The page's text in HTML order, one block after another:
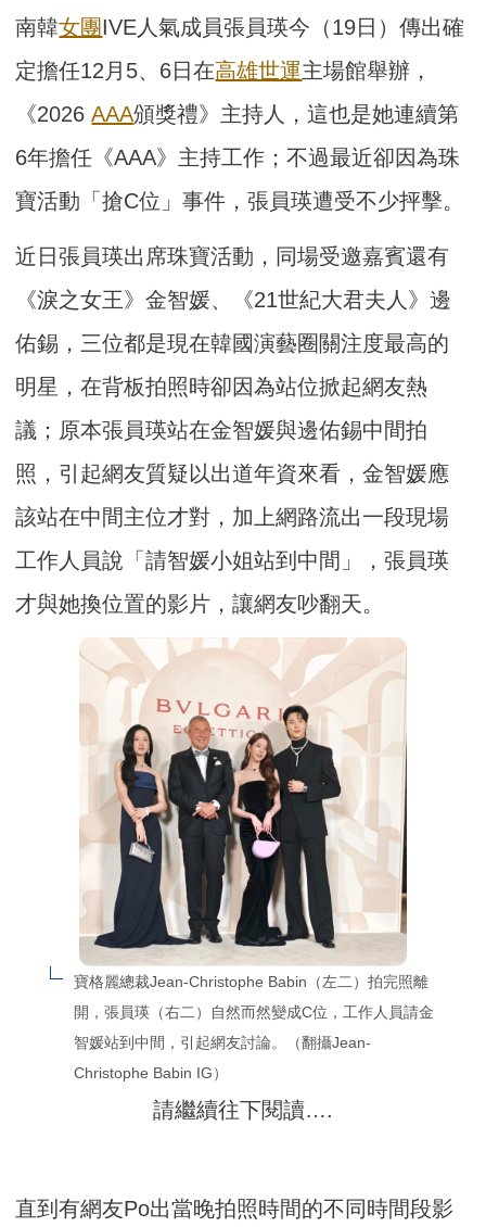
南韓女團IVE人氣成員張員瑛今（19日）傳出確
定擔任12月5、6日在高雄世運主場館舉辦，
《2026AAA頒獎禮》主持人，這也是她連續第
6年擔任《AAA》主持工作；不過最近卻因為珠
寶活動「搶C位」事件，張員瑛遭受不少抨擊。
近日張員瑛出席珠寶活動，同場受邀嘉賓還有
《淚之女王》金智媛、《21世紀大君夫人》邊
佑錫，三位都是現在韓國演藝圈關注度最高的
明星，在背板拍照時卻因為站位掀起網友熱
議；原本張員瑛站在金智媛與邊佑錫中間拍
照，引起網友質疑以出道年資來看，金智媛應
該站在中間主位才對，加上網路流出一段現場
工作人員說「請智媛小姐站到中間」，張員瑛
才與她換位置的影片，讓網友吵翻天。
寶格麗總裁Jean-Christophe Babin（左二）拍完照離
開，張員瑛（右二）自然而然變成C位，工作人員請金
智媛站到中間，引起網友討論。（翻攝Jean-
Christophe Babin IG）
請繼續往下閱讀….
直到有網友Po出當晚拍照時間的不同時間段影